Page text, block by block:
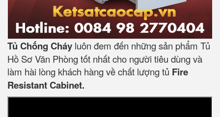
Tủ Chống Cháy luôn đem đến những sản phẩm Tủ
Hồ Sơ Văn Phòng tốt nhất cho người tiêu dùng và
làm hài lòng khách hàng về chất lượng tủ Fire
Resistant Cabinet.